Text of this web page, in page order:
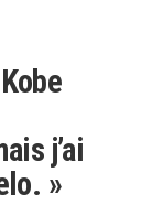
j’ai
»